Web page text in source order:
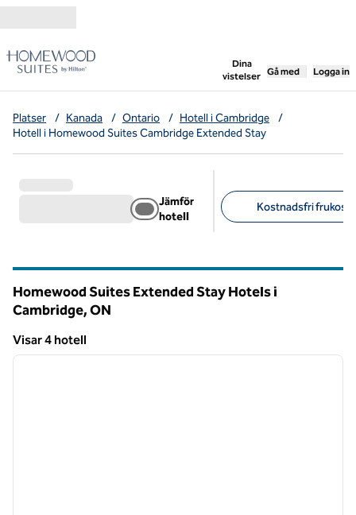
Dina
vistelser
,öppnar ny flik
Gå med Logga in
Platser / Kanada / Ontario / Hotell i Cambridge
/
Hotell i Homewood Suites Cambridge Extended Stay
Jämför
hotell
Kostnadsfri frukost
Homewood Suites Extended Stay Hotels i
Cambridge,ON
Visar 4 hotell
Visar 4 hotell
1 av 11
nästa